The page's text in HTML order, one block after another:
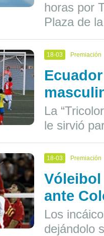
horas por
Plaza de
18-03 Premiación
La
le sirvió
18-03 Premiación
ante
Los
dejándolo